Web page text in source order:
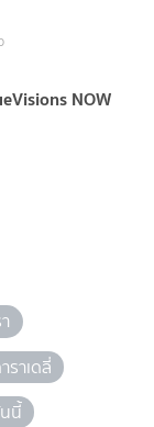
NOW
ราเดลี่
นี้